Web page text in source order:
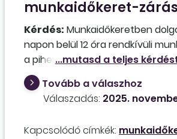
vezetőnek, tekintettel arra, hogy
anyagi vonzata, melyre az állami
már nem nyújt fedezetet?
munkaidőkeret-zárás
Kérdés: Munkaidőkeretben
napon belül 12 óra rendkívüli
a pihenőnapján. Nem kap utána
pihenőnapot. Ugyanennek a
keretzárás is van. Megkapja a
órára az alapbért +100% pótlékot.
Tovább a válaszhoz
Válaszadás: 2025.
Kapcsolódó címkék: